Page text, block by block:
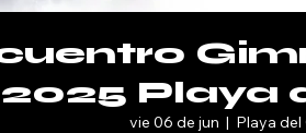
Playa
vie 06 de jun
  |
Playa del